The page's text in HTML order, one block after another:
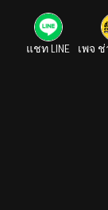
แชท LINE เพจ ช่